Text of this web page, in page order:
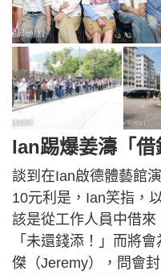
Ian踢爆姜濤「借
談到在Ian啟德體藝館
10元利是，Ian笑指，
該是從工作人員中借來
「未還錢添！」而將
傑（Jeremy），問會